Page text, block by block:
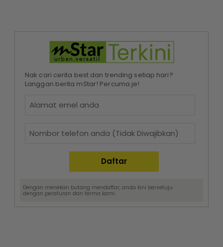
Nak cari cerita best dan trending setiap hari?
Langgan berita mStar! Percuma je!
Dengan menekan butang mendaftar, anda kini bersetuju
dengan peraturan dan terma kami.